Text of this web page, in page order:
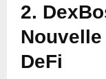
2.
DeFi